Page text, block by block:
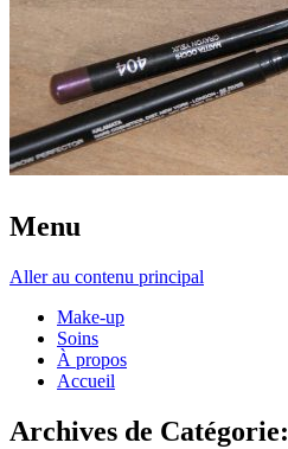
Menu
Aller au contenu principal
Make-up
Soins
À propos
Accueil
Archives de Catégorie: